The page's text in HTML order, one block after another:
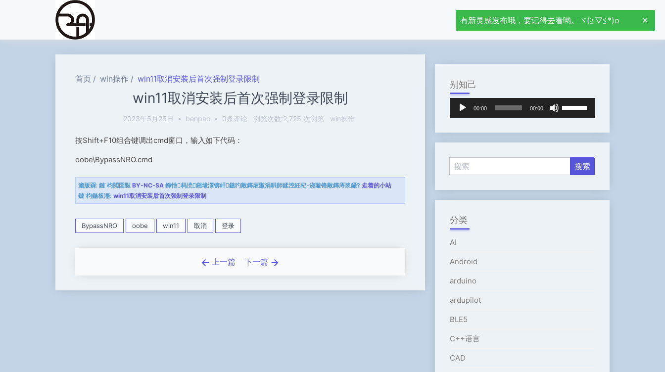
首页 Jetson Nano stm32
首页 win操作 win11取消安装后首次强制登录限制
win11取消安装后首次强制登录限制
2023年5月26日 • benpao • 0条评论 浏览次数:2,725 次浏览 win操作
按Shift+F10组合键调出cmd窗口，输入如下代码：
oobe\BypassNRO.cmd
澹版槑: 鏈枃閲囩敤 BY-NC-SA 鍗忚杩涜鎺堟潈锛屽鏃犳敞鏄庡潎涓哄師鍒涳紝杞浇璇锋敞鏄庤浆鑷? 走着的小站
鏈枃鍦板潃: win11取消安装后首次强制登录限制
BypassNRO oobe win11 取消 登录
上一篇 下一篇
别知己
放
00:00 00:00
/
箭
来
增
分类
AI
Android
arduino
ardupilot
BLE5
C++语言
CAD
有新灵感发布哦，要记得去看哟。ヾ(≧▽≦*)o